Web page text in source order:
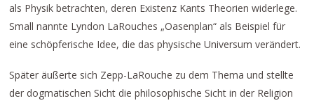
als Physik betrachten, deren Existenz Kants Theorien widerlege.
Small nannte Lyndon LaRouches „Oasenplan“ als Beispiel für
eine schöpferische Idee, die das physische Universum verändert.
Später äußerte sich Zepp-LaRouche zu dem Thema und stellte
der dogmatischen Sicht die philosophische Sicht in der Religion